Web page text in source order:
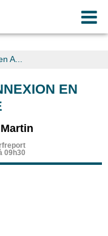
A...
EN
09h30